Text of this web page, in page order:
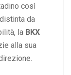
così
da
la BKX
alla sua